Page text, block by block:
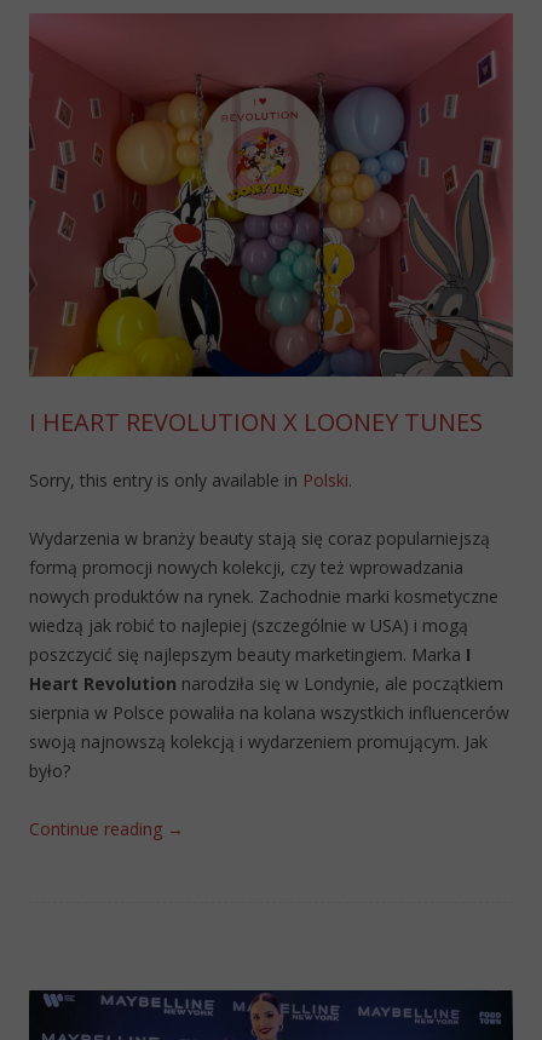
I HEART REVOLUTION X LOONEY TUNES
Sorry, this entry is only available in Polski.
Wydarzenia w branży beauty stają się coraz popularniejszą
formą promocji nowych kolekcji, czy też wprowadzania
nowych produktów na rynek. Zachodnie marki kosmetyczne
wiedzą jak robić to najlepiej (szczególnie w USA) i mogą
poszczycić się najlepszym beauty marketingiem. Marka I
Heart Revolution narodziła się w Londynie, ale początkiem
sierpnia w Polsce powaliła na kolana wszystkich influencerów
swoją najnowszą kolekcją i wydarzeniem promującym. Jak
było?
Continue reading →